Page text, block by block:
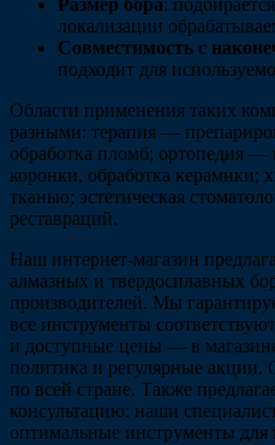
Размер бора:
локализации
Совместимость с
подходит для
Области применения таких
разными: терапия —
обработка пломб; ортопедия —
коронки, обработка керамики;
тканью; эстетическая
реставраций.
Наш интернет-магазин
алмазных и твердосплавных
производителей. Мы
все инструменты
и доступные цены — в
политика и регулярные акции.
по всей стране. Также
консультацию: наши
оптимальные инструменты для